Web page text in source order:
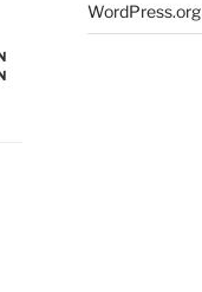
WordPress.org